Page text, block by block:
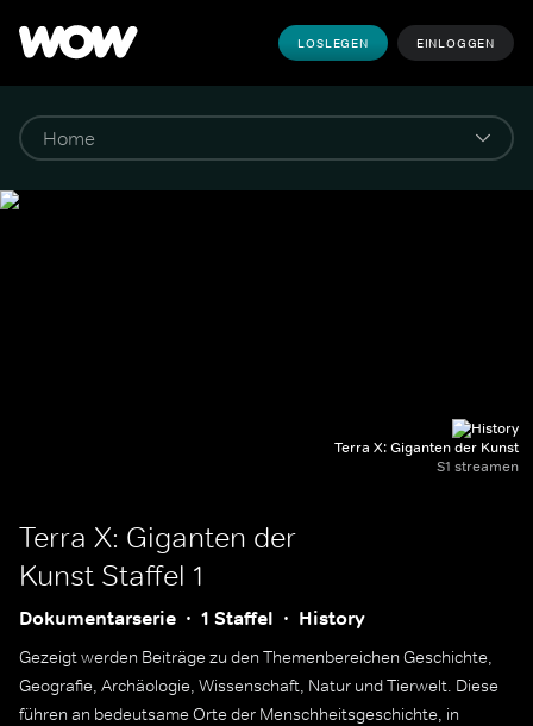
LOSLEGEN EINLOGGEN
Terra X: Giganten der Kunst
S1 streamen
Terra X: Giganten der
Kunst Staffel 1
Dokumentarserie 1 Staffel History
Gezeigt werden Beiträge zu den Themenbereichen Geschichte,
Geografie, Archäologie, Wissenschaft, Natur und Tierwelt. Diese
führen an bedeutsame Orte der Menschheitsgeschichte, in